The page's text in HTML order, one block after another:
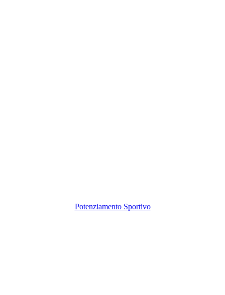
Potenziamento Sportivo